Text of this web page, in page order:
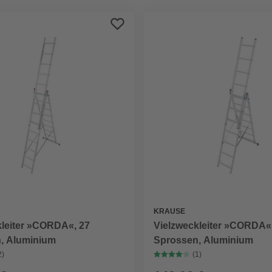
»CORDA«, 27
Aluminium
KRAUSE
Vielzweckleiter
Sprossen, Aluminium
(1)